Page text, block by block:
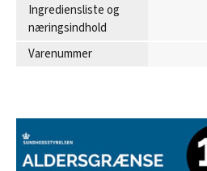
Ingrediensliste og
næringsindhold
Varenummer